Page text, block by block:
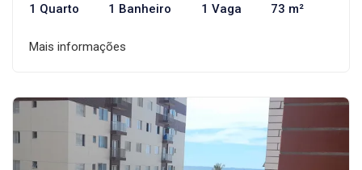
1 Quarto 1 Banheiro 1 Vaga 73 m²
Mais informações